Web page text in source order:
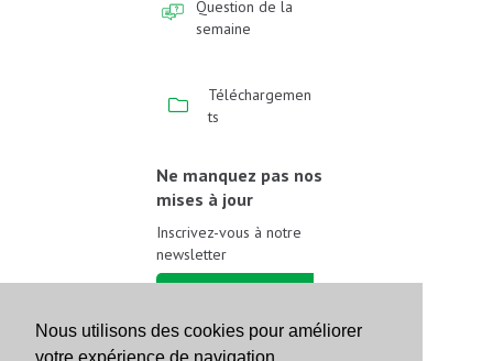
Nous utilisons des cookies pour améliorer
Question de la
semaine
Téléchargemen
ts
Ne manquez pas nos
mises à jour
Inscrivez-vous à notre
newsletter